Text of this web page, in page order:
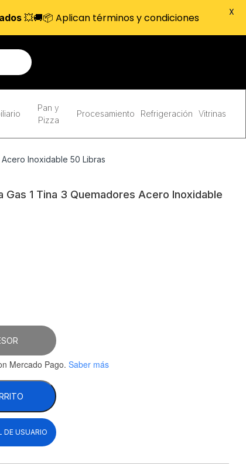
Pan y
Pizza
Procesamiento Refrigeración Vitrinas
Inoxidable 50 Libras
Gas 1 Tina 3 Quemadores Acero Inoxidable
Mercado Pago. Saber más
DE USUARIO
💥🚚📦 Aplican términos y condiciones X